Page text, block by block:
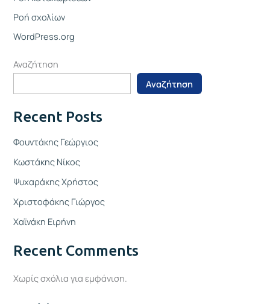
Ροή σχολίων
WordPress.org
Αναζήτηση
Αναζήτηση
Recent Posts
Φουντάκης Γεώργιος
Κωστάκης Νίκος
Ψυχαράκης Χρήστος
Χριστοφάκης Γιώργος
Χαϊνάκη Ειρήνη
Recent Comments
Χωρίς σχόλια για εμφάνιση.